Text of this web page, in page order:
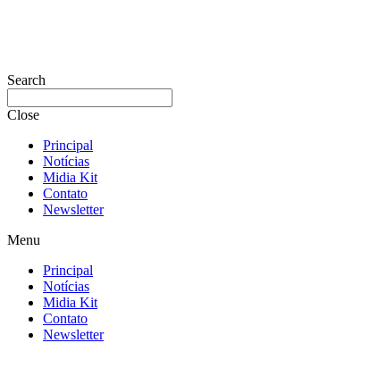
Search
Close
Principal
Notícias
Midia Kit
Contato
Newsletter
Menu
Principal
Notícias
Midia Kit
Contato
Newsletter